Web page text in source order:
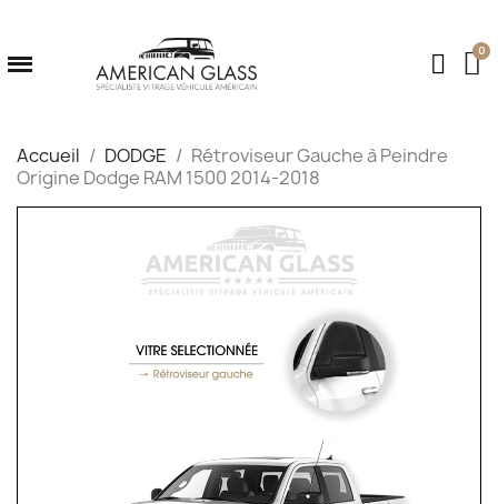
Accueil DODGE
Rétroviseur Gauche à Peindre
Origine Dodge RAM 1500 2014-2018